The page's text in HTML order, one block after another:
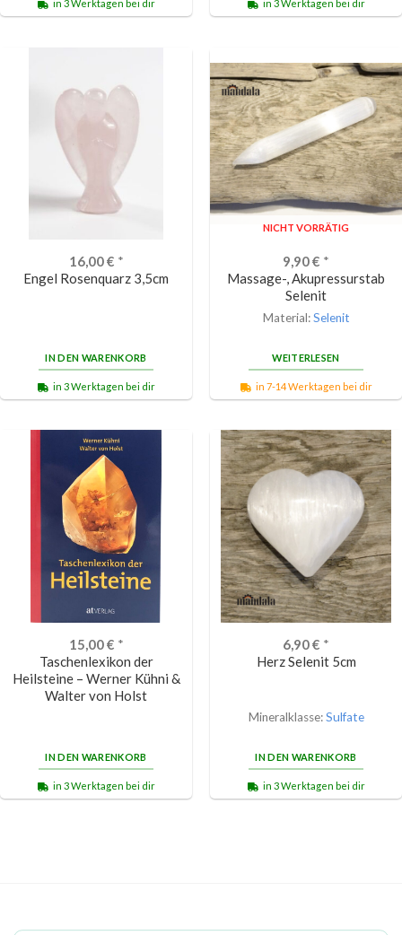
in 3 Werktagen bei dir in 3 Werktagen bei dir
16,00€ *
Engel Rosenquarz 3,5cm
IN DEN WARENKORB
in 3 Werktagen bei dir
NICHT VORRÄTIG
9,90€ *
Massage-, Akupressurstab
Selenit
Material:Selenit
WEITERLESEN
in 7-14 Werktagen bei dir
15,00€ *
Taschenlexikon der
Heilsteine – Werner Kühni &
Walter von Holst
IN DEN WARENKORB
in 3 Werktagen bei dir
6,90€ *
Herz Selenit 5cm
Mineralklasse:Sulfate
IN DEN WARENKORB
in 3 Werktagen bei dir